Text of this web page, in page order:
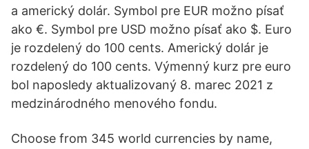
a americký dolár. Symbol pre EUR možno písať
ako €. Symbol pre USD možno písať ako $. Euro
je rozdelený do 100 cents. Americký dolár je
rozdelený do 100 cents. Výmenný kurz pre euro
bol naposledy aktualizovaný 8. marec 2021 z
medzinárodného menového fondu.
Choose from 345 world currencies by name,